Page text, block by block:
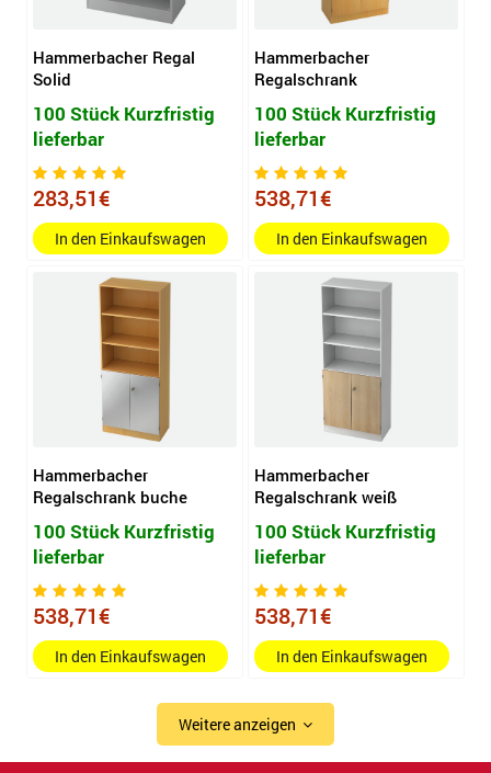
Hammerbacher Regal
Solid
100 Stück Kurzfristig
lieferbar
283,51€
In den Einkaufswagen
Hammerbacher
Regalschrank
100 Stück Kurzfristig
lieferbar
538,71€
In den Einkaufswagen
Hammerbacher
Regalschrank buche
100 Stück Kurzfristig
lieferbar
538,71€
In den Einkaufswagen
Hammerbacher
Regalschrank weiß
100 Stück Kurzfristig
lieferbar
538,71€
In den Einkaufswagen
Weitere anzeigen